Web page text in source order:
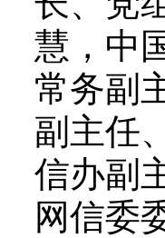
慧，中
常务副
副主任
信办副
网信委